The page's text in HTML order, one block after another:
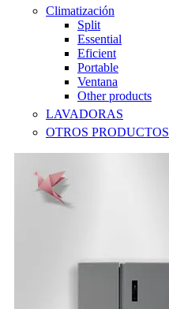
Climatización
Split
Essential
Eficient
Portable
Ventana
Other products
LAVADORAS
OTROS PRODUCTOS